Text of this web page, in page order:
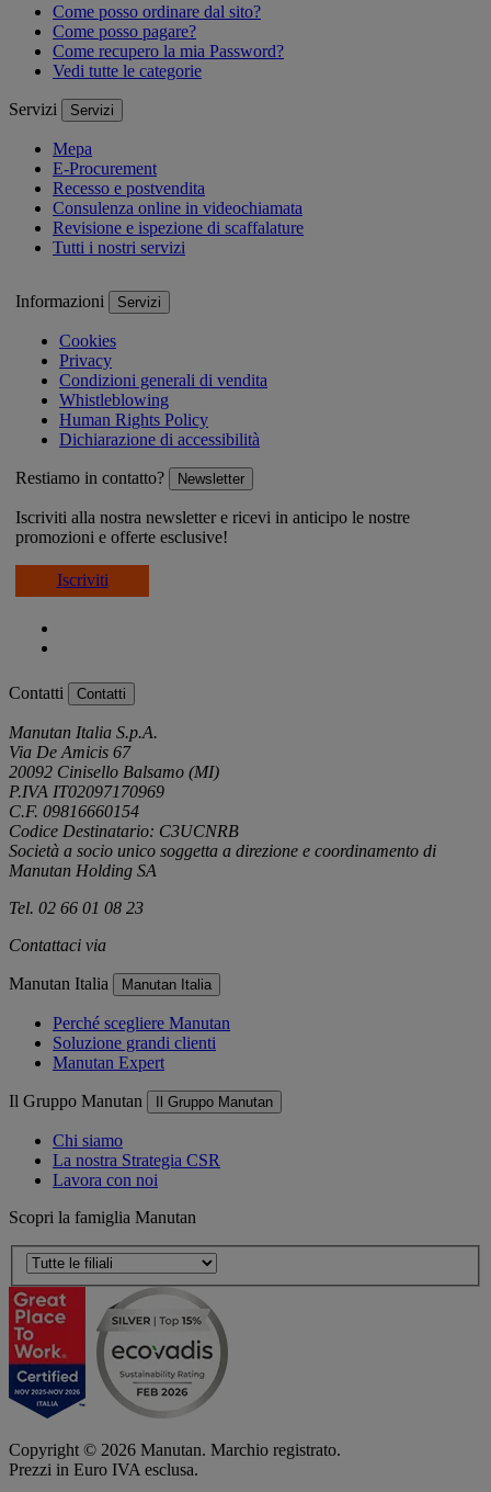
Come posso ordinare dal sito?
Come posso pagare?
Come recupero la mia Password?
Vedi tutte le categorie
Servizi Servizi
Mepa
E-Procurement
Recesso e postvendita
Consulenza online in videochiamata
Revisione e ispezione di scaffalature
Tutti i nostri servizi
Informazioni Servizi
Cookies
Privacy
Condizioni generali di vendita
Whistleblowing
Human Rights Policy
Dichiarazione di accessibilità
Restiamo in contatto? Newsletter
Iscriviti alla nostra newsletter e ricevi in anticipo le nostre
promozioni e offerte esclusive!
Iscriviti
Contatti Contatti
Manutan Italia S.p.A.
Via De Amicis 67
20092 Cinisello Balsamo (MI)
P.IVA IT02097170969
C.F. 09816660154
Codice Destinatario: C3UCNRB
Società a socio unico soggetta a direzione e coordinamento di
Manutan Holding SA
Tel. 02 66 01 08 23
Contattaci via
Manutan Italia Manutan Italia
Perché scegliere Manutan
Soluzione grandi clienti
Manutan Expert
Il Gruppo Manutan Il Gruppo Manutan
Chi siamo
La nostra Strategia CSR
Lavora con noi
Scopri la famiglia Manutan
Copyright © 2026 Manutan. Marchio registrato.
Prezzi in Euro IVA esclusa.